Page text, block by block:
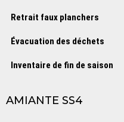
Retrait faux planchers
Évacuation des déchets
Inventaire de fin de saison
AMIANTE SS4